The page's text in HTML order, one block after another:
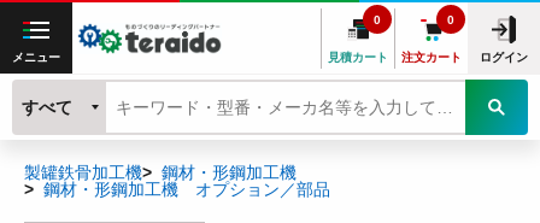
メニュー 見積カート
0
注文カート
0
ログイン
すべて
製罐鉄骨加工機
鋼材・形鋼加工機
鋼材・形鋼加工機 オプション／部品